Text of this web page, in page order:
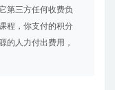
第三方任何收费负
程，你支付的积分
的人力付出费用，